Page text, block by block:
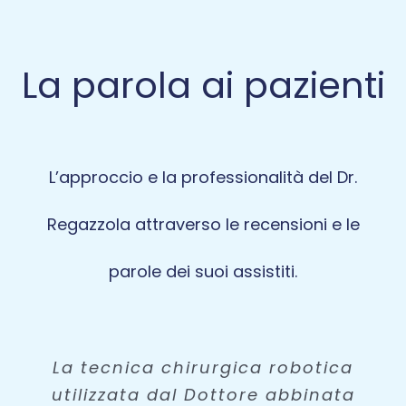
La parola ai pazienti
L’approccio e la professionalità del Dr.
Regazzola attraverso le recensioni e le
parole dei suoi assistiti.
La tecnica chirurgica robotica
utilizzata dal Dottore abbinata
Il Dottore è molto
professionale, mi ha fatto
Assolutamente un salto di
qualità! Dopo quasi 4 mesi
Sono stato operato di protesi
totale al ginocchio destro. Il
Il dott. Regazzola è sempre
molto cordiale e preciso nelle
Sono stata operata di protesi al
ginocchio sinistro lo scorso 27